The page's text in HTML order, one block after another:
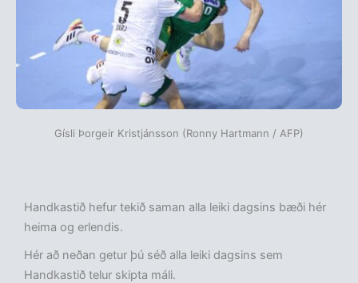
Gísli Þorgeir Kristjánsson (Ronny Hartmann / AFP)
Handkastið hefur tekið saman alla leiki dagsins bæði hér
heima og erlendis.
Hér að neðan getur þú séð alla leiki dagsins sem
Handkastið telur skipta máli.